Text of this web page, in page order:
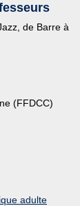
de Barre à
(FFDCC)
adulte